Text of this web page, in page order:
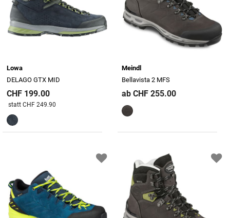
Lowa
DELAGO GTX MID
CHF 199.00
Preis reduziert von
statt CHF 249.90
Meindl
Bellavista 2 MFS
ab CHF 255.00